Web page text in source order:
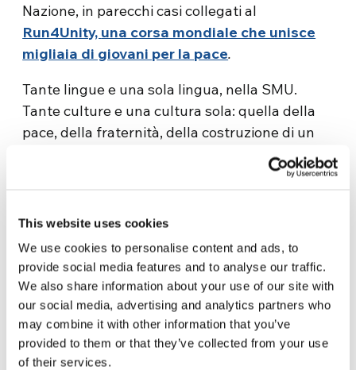
This website uses cookies
We use cookies to personalise content and ads, to
provide social media features and to analyse our traffic.
We also share information about your use of our site with
our social media, advertising and analytics partners who
may combine it with other information that you’ve
provided to them or that they’ve collected from your use
of their services.
Nazione, in parecchi casi collegati al
Run4Unity, una corsa mondiale che unisce
migliaia di giovani per la pace.
Tante lingue e una sola lingua, nella SMU.
Tante culture e una cultura sola: quella della
pace, della fraternità, della costruzione di un
mondo unito. Possiamo riassumere questa
comune cultura, che è la anche cultura
dei numerosi eventi, grandi o piccoli, che hanno
plasmato la SMU 2026. La loro condivisione sui
social e su ogni moderno strumento di
comunicazione, ha alimentato entusiasmo e
ottimismo reciproco, facendo crescere in ogni
Paese e in ogni azione concreta, il clima di festa
che caratterizza l’evento globale della SMU.